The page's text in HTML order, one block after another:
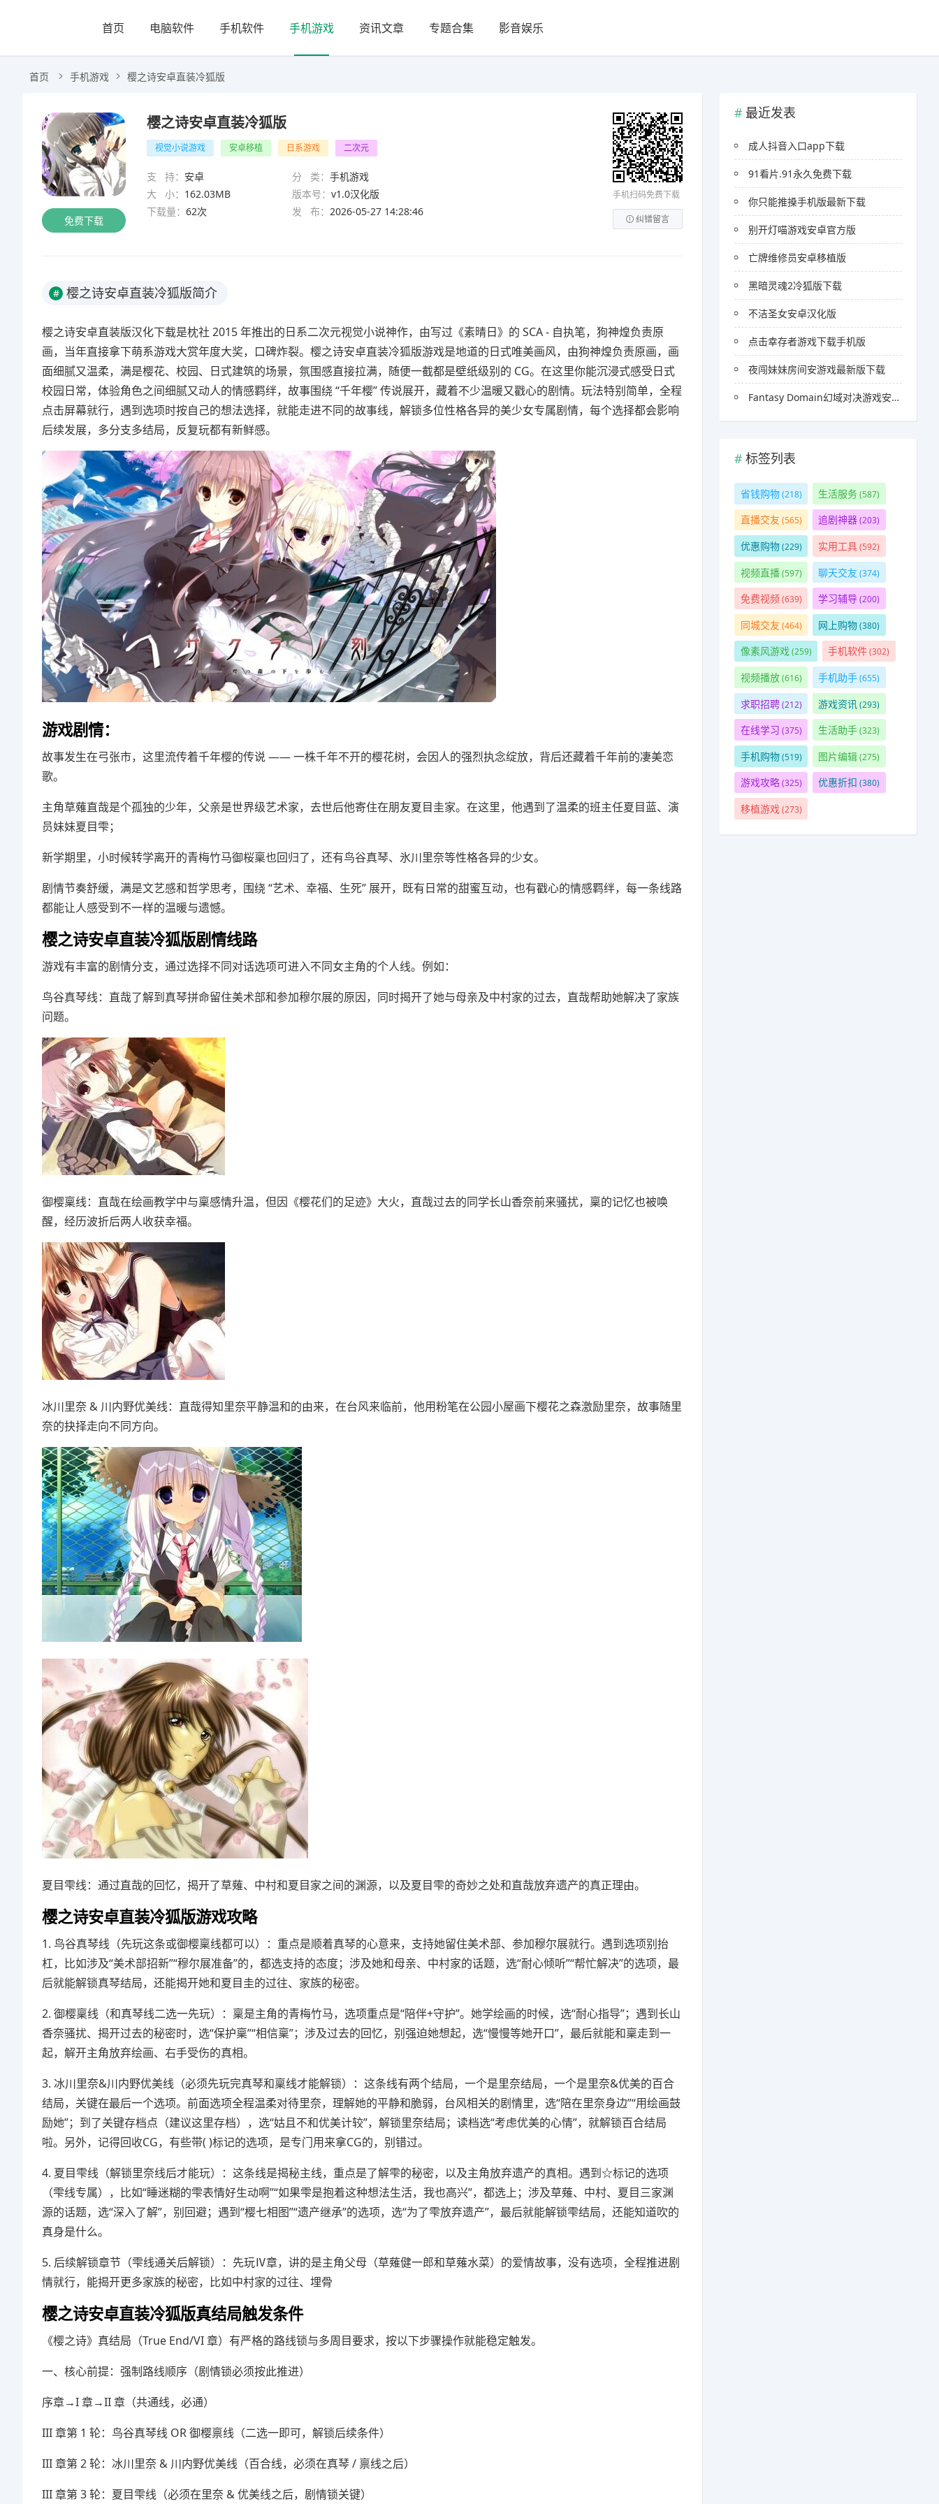
首页 电脑软件 手机软件 手机游戏 资讯文章 专题合集 影音娱乐
首页 手机游戏 樱之诗安卓直装冷狐版
免费下载
樱之诗安卓直装冷狐版
视觉小说游戏 安卓移植 日系游戏 二次元
支 持： 安卓 分 类： 手机游戏
大 小： 162.03MB 版本号： v1.0汉化版
下载量： 62次 发 布： 2026-05-27 14:28:46
手机扫码免费下载
纠错留言
# 樱之诗安卓直装冷狐版简介
樱之诗安卓直装版汉化下载是枕社 2015 年推出的日系二次元视觉小说神作，由写过《素晴日》的 SCA - 自执笔，狗神煌负责原
画，当年直接拿下萌系游戏大赏年度大奖，口碑炸裂。樱之诗安卓直装冷狐版游戏是地道的日式唯美画风，由狗神煌负责原画，画
面细腻又温柔，满是樱花、校园、日式建筑的场景，氛围感直接拉满，随便一截都是壁纸级别的 CG。在这里你能沉浸式感受日式
校园日常，体验角色之间细腻又动人的情感羁绊，故事围绕 “千年樱” 传说展开，藏着不少温暖又戳心的剧情。玩法特别简单，全程
点击屏幕就行，遇到选项时按自己的想法选择，就能走进不同的故事线，解锁多位性格各异的美少女专属剧情，每个选择都会影响
后续发展，多分支多结局，反复玩都有新鲜感。
游戏剧情：
故事发生在弓张市，这里流传着千年樱的传说 —— 一株千年不开的樱花树，会因人的强烈执念绽放，背后还藏着千年前的凄美恋
歌。
主角草薙直哉是个孤独的少年，父亲是世界级艺术家，去世后他寄住在朋友夏目圭家。在这里，他遇到了温柔的班主任夏目蓝、演
员妹妹夏目雫；
新学期里，小时候转学离开的青梅竹马御桜稟也回归了，还有鸟谷真琴、氷川里奈等性格各异的少女。
剧情节奏舒缓，满是文艺感和哲学思考，围绕 “艺术、幸福、生死” 展开，既有日常的甜蜜互动，也有戳心的情感羁绊，每一条线路
都能让人感受到不一样的温暖与遗憾。
樱之诗安卓直装冷狐版剧情线路
游戏有丰富的剧情分支，通过选择不同对话选项可进入不同女主角的个人线。例如：
鸟谷真琴线：直哉了解到真琴拼命留住美术部和参加穆尔展的原因，同时揭开了她与母亲及中村家的过去，直哉帮助她解决了家族
问题。
御樱稟线：直哉在绘画教学中与稟感情升温，但因《樱花们的足迹》大火，直哉过去的同学长山香奈前来骚扰，稟的记忆也被唤
醒，经历波折后两人收获幸福。
冰川里奈 & 川内野优美线：直哉得知里奈平静温和的由来，在台风来临前，他用粉笔在公园小屋画下樱花之森激励里奈，故事随里
奈的抉择走向不同方向。
夏目雫线：通过直哉的回忆，揭开了草薙、中村和夏目家之间的渊源，以及夏目雫的奇妙之处和直哉放弃遗产的真正理由。
樱之诗安卓直装冷狐版游戏攻略
1. 鸟谷真琴线（先玩这条或御樱稟线都可以）：重点是顺着真琴的心意来，支持她留住美术部、参加穆尔展就行。遇到选项别抬
杠，比如涉及“美术部招新”“穆尔展准备”的，都选支持的态度；涉及她和母亲、中村家的话题，选“耐心倾听”“帮忙解决”的选项，最
后就能解锁真琴结局，还能揭开她和夏目圭的过往、家族的秘密。
2. 御樱稟线（和真琴线二选一先玩）：稟是主角的青梅竹马，选项重点是“陪伴+守护”。她学绘画的时候，选“耐心指导”；遇到长山
香奈骚扰、揭开过去的秘密时，选“保护稟”“相信稟”；涉及过去的回忆，别强迫她想起，选“慢慢等她开口”，最后就能和稟走到一
起，解开主角放弃绘画、右手受伤的真相。
3. 冰川里奈&川内野优美线（必须先玩完真琴和稟线才能解锁）：这条线有两个结局，一个是里奈结局，一个是里奈&优美的百合
结局，关键在最后一个选项。前面选项全程温柔对待里奈，理解她的平静和脆弱，台风相关的剧情里，选“陪在里奈身边”“用绘画鼓
励她”；到了关键存档点（建议这里存档），选“姑且不和优美计较”，解锁里奈结局；读档选“考虑优美的心情”，就解锁百合结局
啦。另外，记得回收CG，有些带( )标记的选项，是专门用来拿CG的，别错过。
4. 夏目雫线（解锁里奈线后才能玩）：这条线是揭秘主线，重点是了解雫的秘密，以及主角放弃遗产的真相。遇到☆标记的选项
（雫线专属），比如“睡迷糊的雫表情好生动啊”“如果雫是抱着这种想法生活，我也高兴”，都选上；涉及草薙、中村、夏目三家渊
源的话题，选“深入了解”，别回避；遇到“樱七相图”“遗产继承”的选项，选“为了雫放弃遗产”，最后就能解锁雫结局，还能知道吹的
真身是什么。
5. 后续解锁章节（雫线通关后解锁）：先玩Ⅳ章，讲的是主角父母（草薙健一郎和草薙水菜）的爱情故事，没有选项，全程推进剧
情就行，能揭开更多家族的秘密，比如中村家的过往、埋骨
樱之诗安卓直装冷狐版真结局触发条件
《樱之诗》真结局（True End/VI 章）有严格的路线锁与多周目要求，按以下步骤操作就能稳定触发。
一、核心前提：强制路线顺序（剧情锁必须按此推进）
序章→I 章→II 章（共通线，必通）
III 章第 1 轮：鸟谷真琴线 OR 御樱禀线（二选一即可，解锁后续条件）
III 章第 2 轮：冰川里奈 & 川内野优美线（百合线，必须在真琴 / 禀线之后）
III 章第 3 轮：夏目雫线（必须在里奈 & 优美线之后，剧情锁关键）
最近发表
成人抖音入口app下载
91看片.91永久免费下载
你只能推搡手机版最新下载
别开灯喵游戏安卓官方版
亡牌维修员安卓移植版
黑暗灵魂2冷狐版下载
不洁圣女安卓汉化版
点击幸存者游戏下载手机版
夜闯妹妹房间安游戏最新版下载
Fantasy Domain幻域对决游戏安卓官方版
标签列表
省钱购物(218) 生活服务(587)
直播交友 (565) 追剧神器(203)
优惠购物(229) 实用工具(592)
视频直播(597) 聊天交友 (374)
免费视频(639) 学习辅导(200)
同城交友 (464) 网上购物(380)
像素风游戏(259) 手机软件(302)
视频播放(616) 手机助手(655)
求职招聘(212) 游戏资讯(293)
在线学习 (375) 生活助手(323)
手机购物(519) 图片编辑(275)
游戏攻略(325) 优惠折扣 (380)
移植游戏(273)